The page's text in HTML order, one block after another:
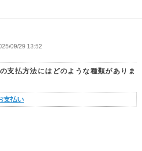
09/29 13:52
支払方法にはどのような種類がありま
支払い